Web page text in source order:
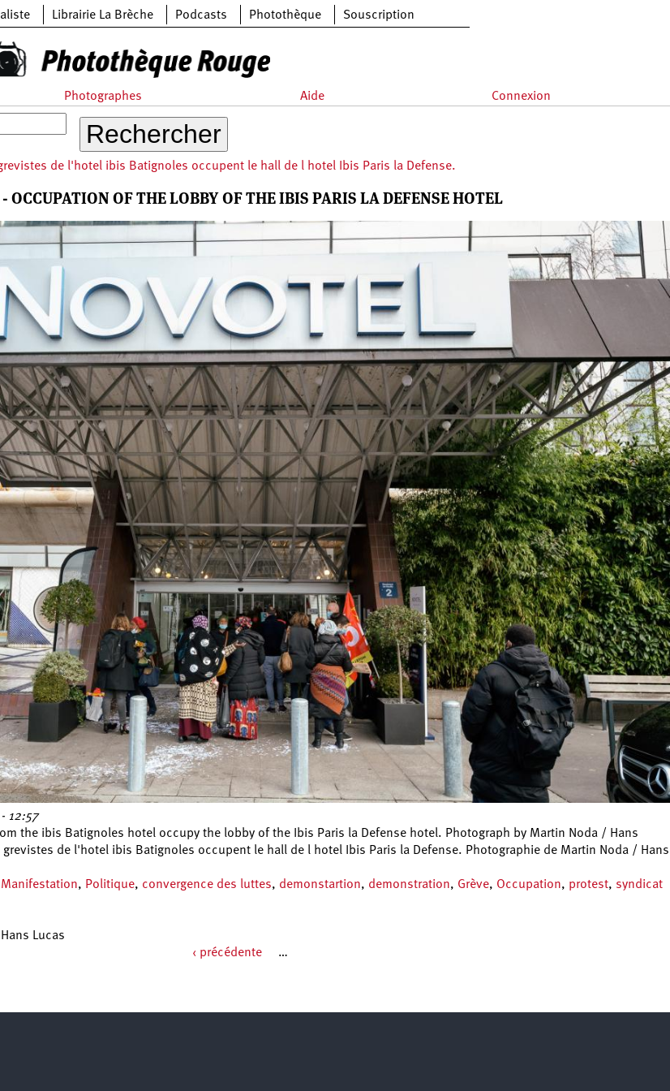
Librairie La Brèche Podcasts Photothèque Souscription
Photographes Aide Connexion
de l'hotel ibis Batignoles occupent le hall de l hotel Ibis Paris la Defense.
OCCUPATION OF THE LOBBY OF THE IBIS PARIS LA DEFENSE HOTEL
12:57
the ibis Batignoles hotel occupy the lobby of the Ibis Paris la Defense hotel. Photograph by Martin Noda / Hans
grevistes de l'hotel ibis Batignoles occupent le hall de l hotel Ibis Paris la Defense. Photographie de Martin Noda / Hans
Manifestation, Politique, convergence des luttes, demonstartion, demonstration, Grève, Occupation, protest, syndicat
Lucas
‹ précédente …